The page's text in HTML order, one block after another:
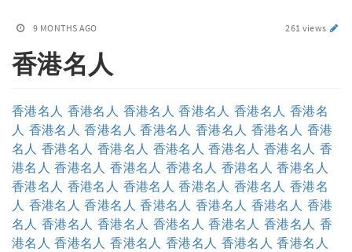
9 MONTHS AGO 261 views
香港名人
香港名人 香港名人 香港名人 香港名人 香港名人 香港名
人 香港名人 香港名人 香港名人 香港名人 香港名人 香港
名人 香港名人 香港名人 香港名人 香港名人 香港名人 香
港名人 香港名人 香港名人 香港名人 香港名人 香港名人
香港名人 香港名人 香港名人 香港名人 香港名人 香港名
人 香港名人 香港名人 香港名人 香港名人 香港名人 香港
名人 香港名人 香港名人 香港名人 香港名人 香港名人 香
港名人 香港名人 香港名人 香港名人 香港名人 香港名人